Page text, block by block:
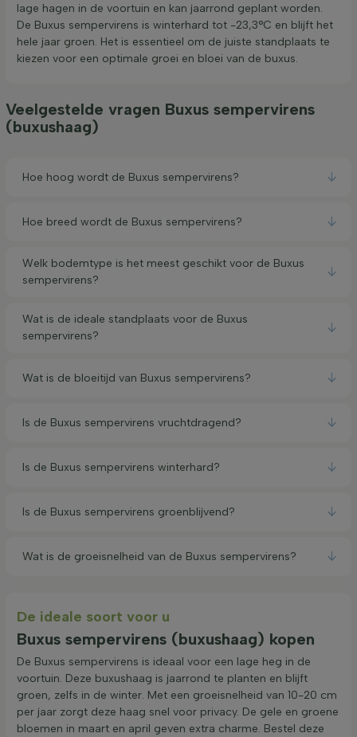
lage hagen in de voortuin en kan jaarrond geplant worden.
De Buxus sempervirens is winterhard tot -23,3°C en blijft het
hele jaar groen. Het is essentieel om de juiste standplaats te
kiezen voor een optimale groei en bloei van de buxus.
Veelgestelde vragen Buxus sempervirens
(buxushaag)
Hoe hoog wordt de Buxus sempervirens?
Hoe breed wordt de Buxus sempervirens?
Welk bodemtype is het meest geschikt voor de Buxus
sempervirens?
Wat is de ideale standplaats voor de Buxus
sempervirens?
Wat is de bloeitijd van Buxus sempervirens?
Is de Buxus sempervirens vruchtdragend?
Is de Buxus sempervirens winterhard?
Is de Buxus sempervirens groenblijvend?
Wat is de groeisnelheid van de Buxus sempervirens?
De ideale soort voor u
Buxus sempervirens (buxushaag) kopen
De Buxus sempervirens is ideaal voor een lage heg in de
voortuin. Deze buxushaag is jaarrond te planten en blijft
groen, zelfs in de winter. Met een groeisnelheid van 10-20 cm
per jaar zorgt deze haag snel voor privacy. De gele en groene
bloemen in maart en april geven extra charme. Bestel deze